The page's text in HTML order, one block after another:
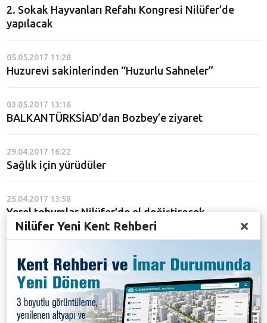
2. Sokak Hayvanları Refahı Kongresi Nilüfer’de
yapılacak
05.05.2017 11:28
Huzurevi sakinlerinden “Huzurlu Sahneler”
03.05.2017 13:16
BALKANTÜRKSİAD’dan Bozbey’e ziyaret
29.04.2017 16:22
Sağlık için yürüdüler
25.04.2017 13:58
Yerel tohumlar Nilüfer’de el değiştirecek
Bizim Ev katılımcılarından renkli Vosvos turu
24.04.2017 15:53
“Kadın Sağlığı” eğitimi ile bilinçlendiler
Nilüfer Yeni Kent Rehberi